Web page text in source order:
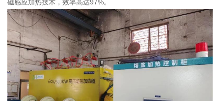
磁感应加热技术，效率高达97%。